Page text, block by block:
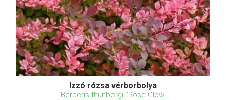
Izzó rózsa vérborbolya
Berberis thunbergii 'Rose Glow'